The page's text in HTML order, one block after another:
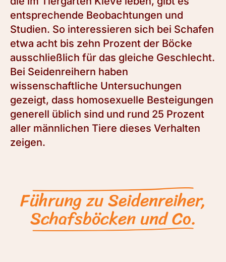
entsprechende Beobachtungen und
Studien. So interessieren sich bei Schafen
etwa acht bis zehn Prozent der Böcke
ausschließlich für das gleiche Geschlecht.
Bei Seidenreihern haben
wissenschaftliche Untersuchungen
gezeigt, dass homosexuelle Besteigungen
generell üblich sind und rund 25 Prozent
aller männlichen Tiere dieses Verhalten
zeigen.
Führung zu Seidenreiher,
Schafsböcken und Co.